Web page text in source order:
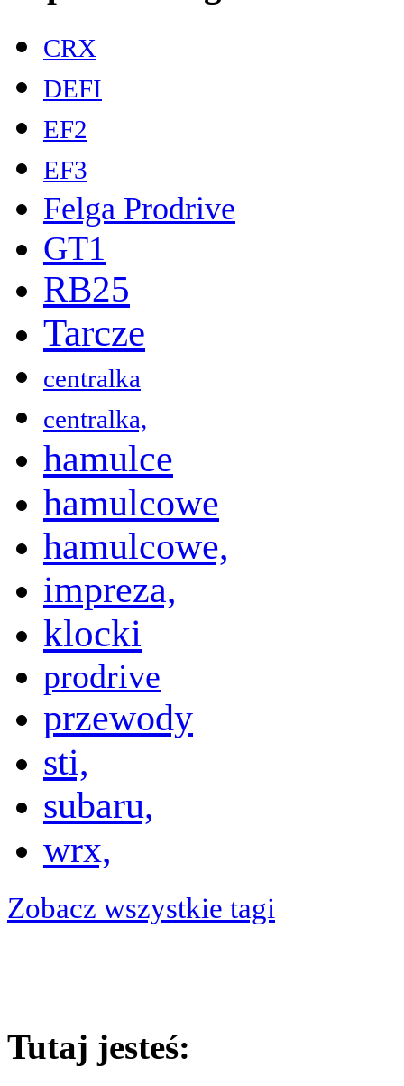
CRX
DEFI
EF2
EF3
Felga Prodrive
GT1
RB25
Tarcze
centralka
centralka,
hamulce
hamulcowe
hamulcowe,
impreza,
klocki
prodrive
przewody
sti,
subaru,
wrx,
Zobacz wszystkie tagi
Tutaj jesteś: